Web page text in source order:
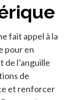
fait appel à la
pour en
l’anguille
de
et renforcer